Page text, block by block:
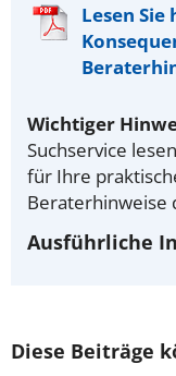
Lesen
Wichtiger
Suchservice
für Ihre
Beraterhinweise
Ausführliche
Diese Beiträge